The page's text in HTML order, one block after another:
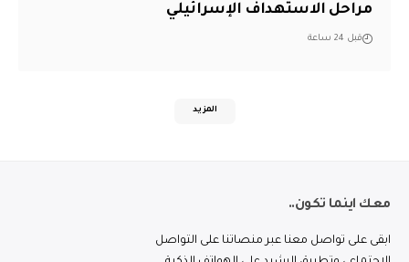
مراحل الاستهداف الإسرائيلي
قبل 24 ساعة
المزيد
معك اينما تكون..
ابقى على تواصل معنا عبر منصاتنا على التواصل